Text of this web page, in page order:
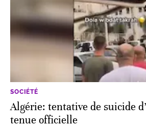
SOCIÉTÉ
Algérie: tentative de suicide
tenue officielle